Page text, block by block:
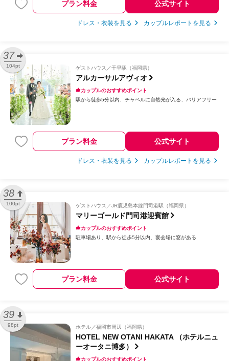
プラン料金 公式サイト
ドレス・衣装を見る カップルレポートを見る
37
104pt ゲストハウス 千早駅（福岡県）
アルカーサルアヴィオ
カップルのおすすめポイント
駅から徒歩5分以内
チャペルに自然光が入る バリアフリー
プラン料金 公式サイト
ドレス・衣装を見る カップルレポートを見る
38
100pt ゲストハウス JR鹿児島本線門司港駅（福岡県）
マリーゴールド門司港迎賓館
カップルのおすすめポイント
駐車場あり
駅から徒歩5分以内 宴会場に窓がある
プラン料金 公式サイト
39
98pt ホテル 福岡市周辺（福岡県）
HOTEL NEW OTANI HAKATA （ホテルニュ
ーオータニ博多）
カップルのおすすめポイント